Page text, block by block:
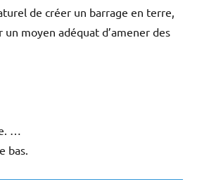
de créer un barrage en terre,
un moyen adéquat d’amener des
…
bas.